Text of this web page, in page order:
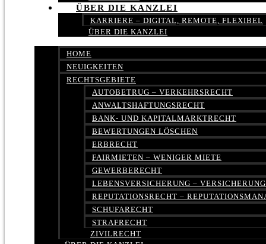
ÜBER DIE KANZLEI
KARRIERE – DIGITAL, REMOTE, FLEXIBEL
ÜBER DIE KANZLEI
HOME
NEUIGKEITEN
RECHTSGEBIETE
AUTOBETRUG – VERKEHRSRECHT
ANWALTSHAFTUNGSRECHT
BANK- UND KAPITALMARKTRECHT
BEWERTUNGEN LÖSCHEN
ERBRECHT
FAIRMIETEN – WENIGER MIETE
GEWERBERECHT
LEBENSVERSICHERUNG –
REPUTATIONSRECHT –
SCHUFARECHT
STRAFRECHT
ZIVILRECHT